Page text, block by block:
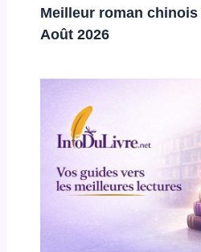
Meilleur roman chinois
Août 2026